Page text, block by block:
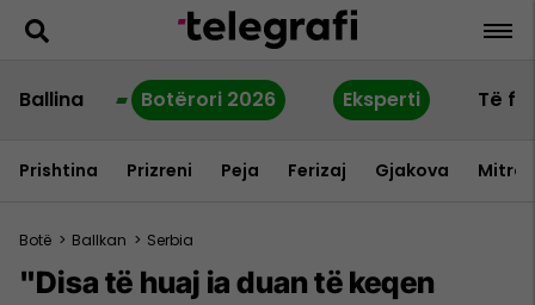
Ballina Botërori 2026 Eksperti Të
Prishtina Prizreni Peja Ferizaj Gjakova
Botë > Ballkan > Serbia
"Disa të huaj ia duan të keqen